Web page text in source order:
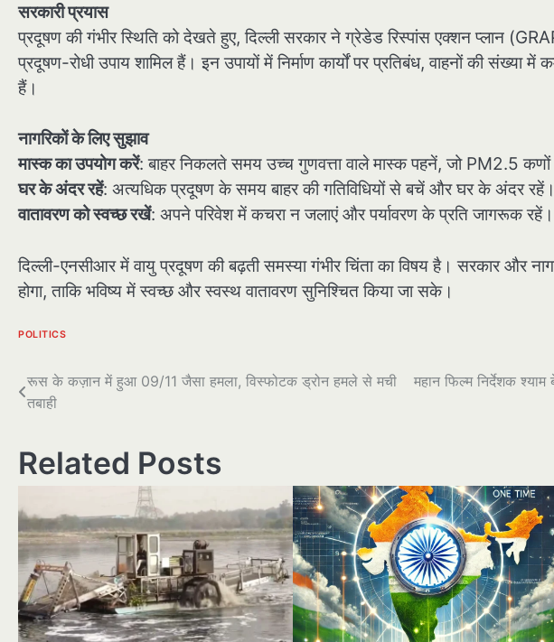
सरकारी प्रयास
प्रदूषण की गंभीर स्थिति को देखते हुए, दिल्ली सरकार ने ग्रेडेड रिस्पांस एक्शन प्लान
प्रदूषण-रोधी उपाय शामिल हैं। इन उपायों में निर्माण कार्यों पर प्रतिबंध, वाहनों की संख्या
हैं।
नागरिकों के लिए सुझाव
मास्क का उपयोग करें: बाहर निकलते समय उच्च गुणवत्ता वाले मास्क पहनें, जो PM2.5
घर के अंदर रहें: अत्यधिक प्रदूषण के समय बाहर की गतिविधियों से बचें और घर के अंदर रहें।
वातावरण को स्वच्छ रखें: अपने परिवेश में कचरा न जलाएं और पर्यावरण के प्रति जागरूक रहें।
दिल्ली-एनसीआर में वायु प्रदूषण की बढ़ती समस्या गंभीर चिंता का विषय है। सरकार और
होगा, ताकि भविष्य में स्वच्छ और स्वस्थ वातावरण सुनिश्चित किया जा सके।
POLITICS
पोस्ट
नेविगेशन
रूस के कज़ान में हुआ 09/11 जैसा हमला, विस्फोटक ड्रोन हमले से मची
तबाही
महान फिल्म निर्देशक
Related Posts